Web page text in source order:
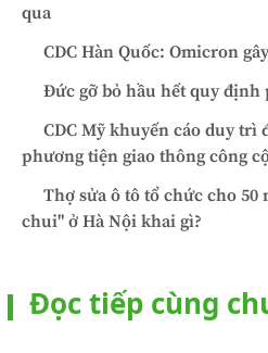
qua
CDC Hàn Quốc: Omicron
Đức gỡ bỏ hầu hết quy định
CDC Mỹ khuyến cáo duy trì
phương tiện giao thông công
Thợ sửa ô tô tổ chức cho 50
chui" ở Hà Nội khai gì?
Đọc tiếp cùng